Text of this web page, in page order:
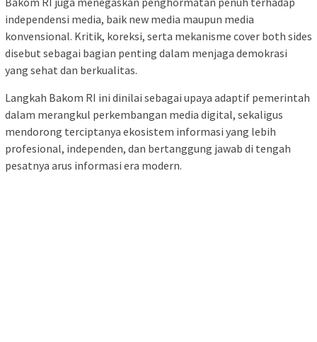
independensi media, baik new media maupun media
konvensional. Kritik, koreksi, serta mekanisme cover both sides
disebut sebagai bagian penting dalam menjaga demokrasi
yang sehat dan berkualitas.
Langkah Bakom RI ini dinilai sebagai upaya adaptif pemerintah
dalam merangkul perkembangan media digital, sekaligus
mendorong terciptanya ekosistem informasi yang lebih
profesional, independen, dan bertanggung jawab di tengah
pesatnya arus informasi era modern.